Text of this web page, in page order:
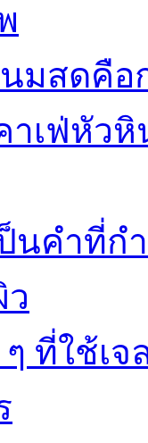
มสดคือ
าเฟ่หัว
นคำที่ก
ที่ใช้เ